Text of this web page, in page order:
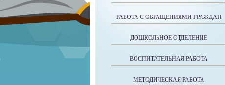
РАБОТА С ОБРАЩЕНИЯМИ ГРАЖДАН
ДОШКОЛЬНОЕ ОТДЕЛЕНИЕ
ВОСПИТАТЕЛЬНАЯ РАБОТА
МЕТОДИЧЕСКАЯ РАБОТА